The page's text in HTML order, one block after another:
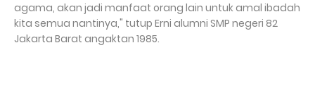
agama, akan jadi manfaat orang lain untuk amal ibadah
kita semua nantinya," tutup Erni alumni SMP negeri 82
Jakarta Barat angaktan 1985.